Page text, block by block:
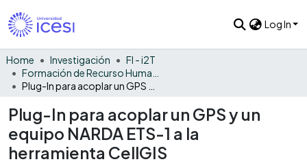
Log In
Home Investigación
FI - i2T
Plug-In para acoplar un GPS y un
equipo NARDA ETS-1 a la
herramienta CellGIS